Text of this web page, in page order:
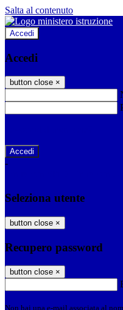
Salta al contenuto
Accedi
Accedi
button close ×
-
Seleziona utente
button close ×
Recupero password
button close ×
Non hai una e-mail associata al